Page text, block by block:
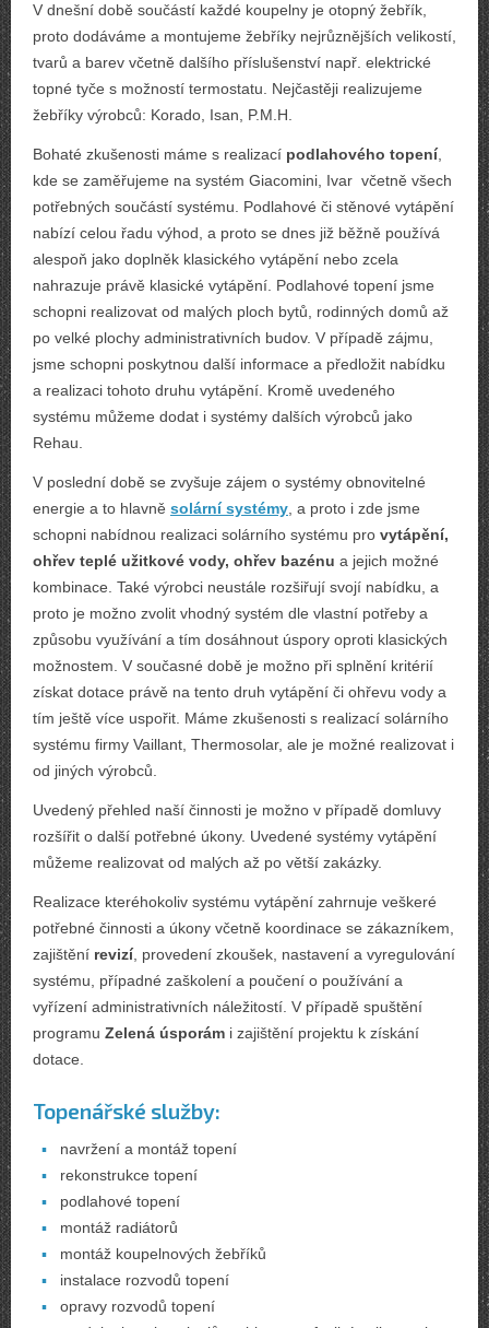
V dnešní době součástí každé koupelny je otopný žebřík,
proto dodáváme a montujeme žebříky nejrůznějších velikostí,
tvarů a barev včetně dalšího příslušenství např. elektrické
topné tyče s možností termostatu. Nejčastěji realizujeme
žebříky výrobců: Korado, Isan, P.M.H.
Bohaté zkušenosti máme s realizací podlahového topení,
kde se zaměřujeme na systém Giacomini, Ivar včetně všech
potřebných součástí systému. Podlahové či stěnové vytápění
nabízí celou řadu výhod, a proto se dnes již běžně používá
alespoň jako doplněk klasického vytápění nebo zcela
nahrazuje právě klasické vytápění. Podlahové topení jsme
schopni realizovat od malých ploch bytů, rodinných domů až
po velké plochy administrativních budov. V případě zájmu,
jsme schopni poskytnou další informace a předložit nabídku
a realizaci tohoto druhu vytápění. Kromě uvedeného
systému můžeme dodat i systémy dalších výrobců jako
Rehau.
V poslední době se zvyšuje zájem o systémy obnovitelné
energie a to hlavně solární systémy , a proto i zde jsme
schopni nabídnou realizaci solárního systému pro vytápění,
ohřev teplé užitkové vody, ohřev bazénu a jejich možné
kombinace. Také výrobci neustále rozšiřují svojí nabídku, a
proto je možno zvolit vhodný systém dle vlastní potřeby a
způsobu využívání a tím dosáhnout úspory oproti klasických
možnostem. V současné době je možno při splnění kritérií
získat dotace právě na tento druh vytápění či ohřevu vody a
tím ještě více uspořit. Máme zkušenosti s realizací solárního
systému firmy Vaillant, Thermosolar, ale je možné realizovat i
od jiných výrobců.
Uvedený přehled naší činnosti je možno v případě domluvy
rozšířit o další potřebné úkony. Uvedené systémy vytápění
můžeme realizovat od malých až po větší zakázky.
Realizace kteréhokoliv systému vytápění zahrnuje veškeré
potřebné činnosti a úkony včetně koordinace se zákazníkem,
zajištění revizí, provedení zkoušek, nastavení a vyregulování
systému, případné zaškolení a poučení o používání a
vyřízení administrativních náležitostí. V případě spuštění
programu Zelená úsporám i zajištění projektu k získání
dotace.
Topenářské služby:
navržení a montáž topení
rekonstrukce topení
podlahové topení
montáž radiátorů
montáž koupelnových žebříků
instalace rozvodů topení
opravy rozvodů topení